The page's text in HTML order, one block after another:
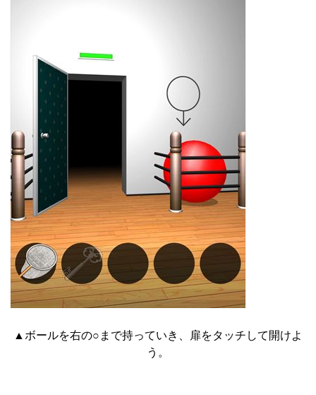
▲ボールを右の○まで持っていき、扉をタッチして開けよ
う。